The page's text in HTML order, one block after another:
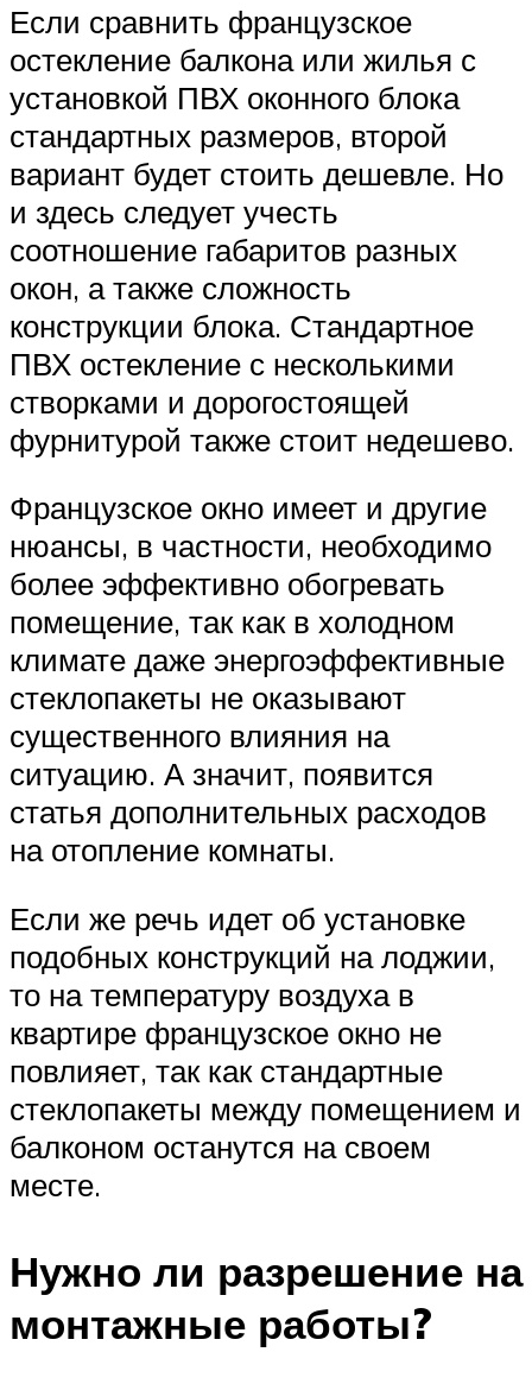
Если сравнить французское
остекление балкона или жилья с
установкой ПВХ оконного блока
стандартных размеров, второй
вариант будет стоить дешевле. Но
и здесь следует учесть
соотношение габаритов разных
окон, а также сложность
конструкции блока. Стандартное
ПВХ остекление с несколькими
створками и дорогостоящей
фурнитурой также стоит недешево.
Французское окно имеет и другие
нюансы, в частности, необходимо
более эффективно обогревать
помещение, так как в холодном
климате даже энергоэффективные
стеклопакеты не оказывают
существенного влияния на
ситуацию. А значит, появится
статья дополнительных расходов
на отопление комнаты.
Если же речь идет об установке
подобных конструкций на лоджии,
то на температуру воздуха в
квартире французское окно не
повлияет, так как стандартные
стеклопакеты между помещением и
балконом останутся на своем
месте.
Нужно ли разрешение на
монтажные работы?